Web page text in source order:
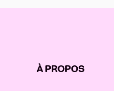
À PROPOS